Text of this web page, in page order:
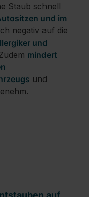
Staub schnell
und im
negativ auf die
und
mindert
und